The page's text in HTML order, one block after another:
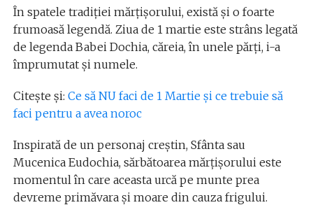
În spatele tradiției mărțișorului, există și o foarte
frumoasă legendă. Ziua de 1 martie este strâns legată
de legenda Babei Dochia, căreia, în unele părți, i-a
împrumutat și numele.
Citește și: Ce să NU faci de 1 Martie și ce trebuie să
faci pentru a avea noroc
Inspirată de un personaj creștin, Sfânta sau
Mucenica Eudochia, sărbătoarea mărțișorului este
momentul în care aceasta urcă pe munte prea
devreme primăvara și moare din cauza frigului.